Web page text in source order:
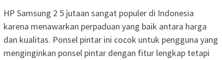
HP Samsung 2 5 jutaan sangat populer di Indonesia
karena menawarkan perpaduan yang baik antara harga
dan kualitas. Ponsel pintar ini cocok untuk pengguna yang
menginginkan ponsel pintar dengan fitur lengkap tetapi